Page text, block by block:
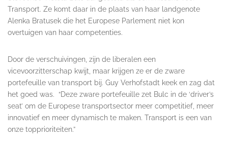
Transport. Ze komt daar in de plaats van haar landgenote
Alenka Bratusek die het Europese Parlement niet kon
overtuigen van haar competenties.
Door de verschuivingen, zijn de liberalen een
vicevoorzitterschap kwijt, maar krijgen ze er de zware
portefeuille van transport bij. Guy Verhofstadt keek en zag dat
het goed was. “Deze zware portefeuille zet Bulc in de ‘driver’s
seat’ om de Europese transportsector meer competitief, meer
innovatief en meer dynamisch te maken. Transport is een van
onze topprioriteiten.”